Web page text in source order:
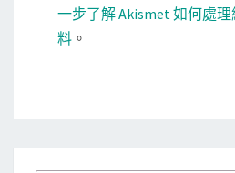
一步了解 Akismet 如何處
料 。